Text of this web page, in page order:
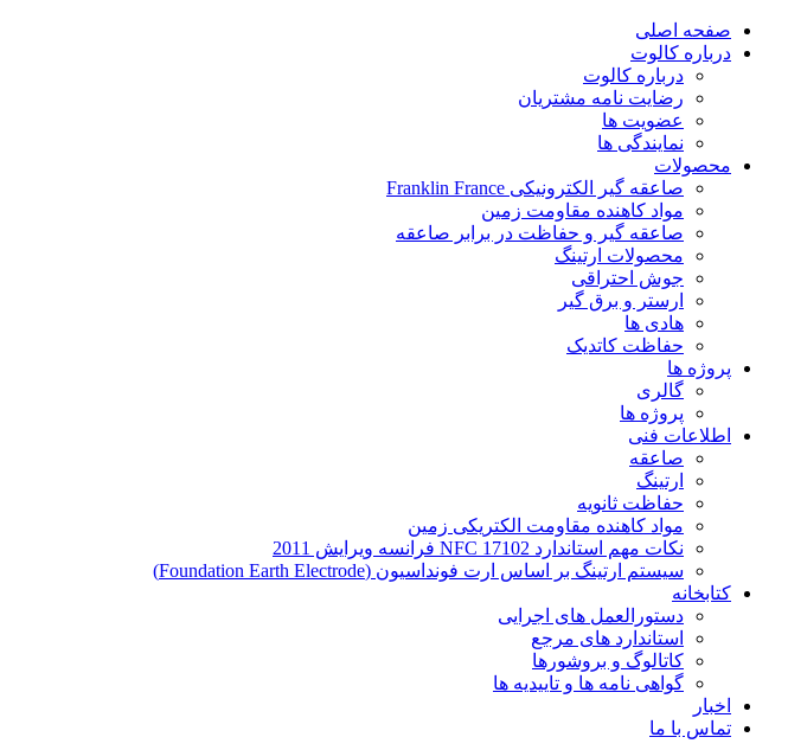
پرش
صفحه اصلی
درباره کالوت
درباره کالوت
رضایت نامه مشتریان
عضویت ها
نمایندگی ها
محصولات
صاعقه گیر الکترونیکی Franklin France
مواد کاهنده مقاومت زمین
صاعقه گیر و حفاظت در برابر صاعقه
محصولات ارتینگ
جوش احتراقی
ارستر و برق گیر
هادی ها
حفاظت کاتدیک
پروژه ها
گالری
پروژه ها
اطلاعات فنی
صاعقه
ارتینگ
حفاظت ثانویه
مواد کاهنده مقاومت الکتریکی زمین
نکات مهم استاندارد NFC 17102 فرانسه ویرایش 2011
سیستم ارتینگ بر اساس ارت فونداسیون (Foundation Earth Electrode)
کتابخانه
دستورالعمل های اجرایی
استاندارد های مرجع
کاتالوگ و بروشورها
گواهی نامه ها و تاییدیه ها
اخبار
تماس با ما